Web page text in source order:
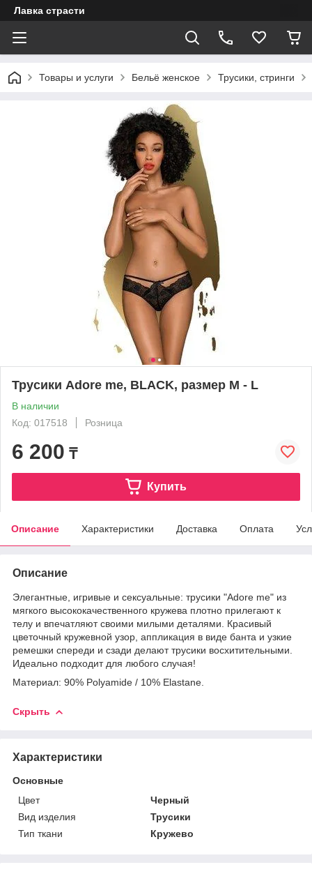
Лавка страсти
Товары и услуги Бельё женское Трусики, стринги
Трусики Adore me, BLACK, размер M - L
В наличии
Код: 017518
Розница
6 200 ₸
Купить
Описание Характеристики Доставка Оплата
Описание
Элегантные, игривые и сексуальные: трусики "Adore me" из
мягкого высококачественного кружева плотно прилегают к
телу и впечатляют своими милыми деталями. Красивый
цветочный кружевной узор, аппликация в виде банта и узкие
ремешки спереди и сзади делают трусики восхитительными.
Идеально подходит для любого случая!
Материал: 90% Polyamide / 10% Elastane.
Скрыть
Характеристики
Основные
Цвет
Черный
Вид изделия
Трусики
Тип ткани
Кружево